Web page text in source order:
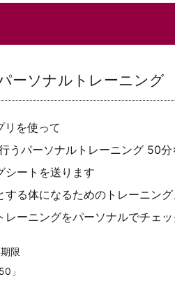
ーソナルトレーニング
リを使って
うパーソナルトレーニング 50分
シートを送ります
する体になるためのトレーニン
レーニングをパーソナルでチェ
限
」